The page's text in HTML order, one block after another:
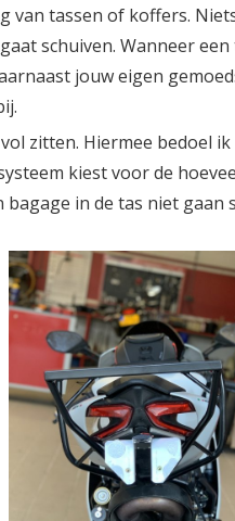
van tassen of koffers.
schuiven. Wanneer
jouw eigen
zitten. Hiermee bedoel
kiest voor de
in de tas niet gaan